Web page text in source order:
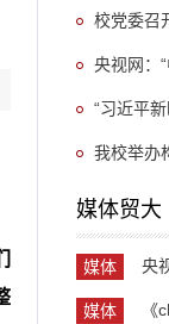
立和践行正
校党委召
近平总书记
要指示精神
央视网：
余名英国学
“习近平
“UIBE新思
我校举办
《中国开放
媒体贸大
媒体
媒体